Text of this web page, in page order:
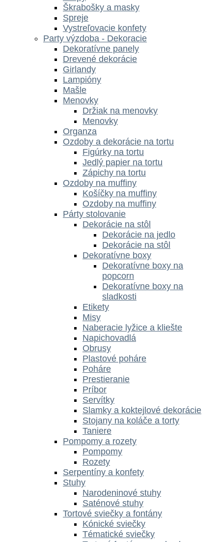
Škrabošky a masky
Spreje
Vystreľovacie konfety
Party výzdoba - Dekoracie
Dekoratívne panely
Drevené dekorácie
Girlandy
Lampióny
Mašle
Menovky
Držiak na menovky
Menovky
Organza
Ozdoby a dekorácie na tortu
Figúrky na tortu
Jedlý papier na tortu
Zápichy na tortu
Ozdoby na muffiny
Košíčky na muffiny
Ozdoby na muffiny
Párty stolovanie
Dekorácie na stôl
Dekorácie na jedlo
Dekorácie na stôl
Dekoratívne boxy
Dekoratívne boxy na
popcorn
Dekoratívne boxy na
sladkosti
Etikety
Misy
Naberacie lyžice a kliešte
Napichovadlá
Obrusy
Plastové poháre
Poháre
Prestieranie
Príbor
Servítky
Slamky a koktejlové dekorácie
Stojany na koláče a torty
Taniere
Pompomy a rozety
Pompomy
Rozety
Serpentíny a konfety
Stuhy
Narodeninové stuhy
Saténové stuhy
Tortové sviečky a fontány
Kónické sviečky
Tématické sviečky